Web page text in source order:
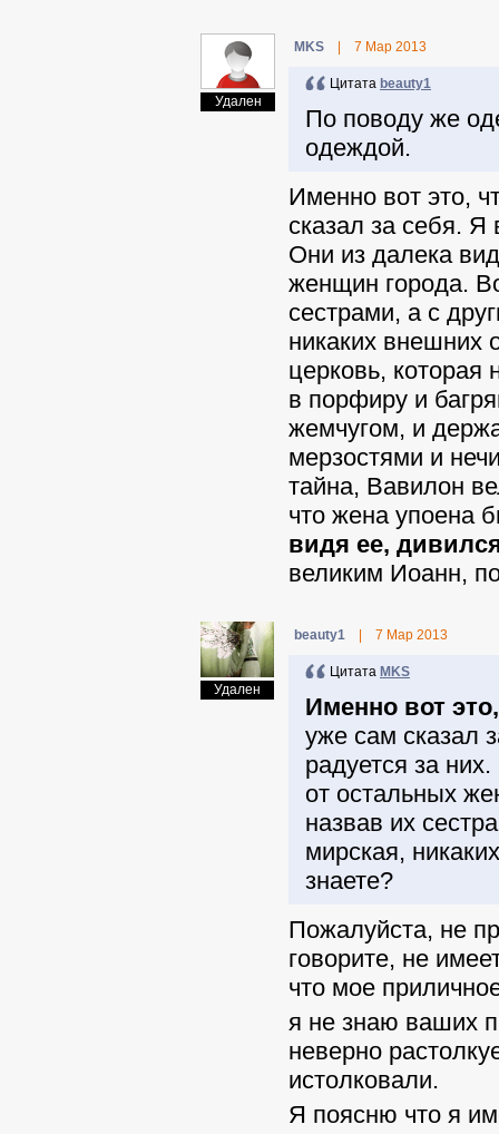
Удален
MKS 7 Мар 2013
Цитата beauty1
По поводу же
одеждой.
Именно вот это,
сказал за себя. Я
Они из далека
женщин города.
сестрами, а с
никаких внешних
церковь,
в порфиру и
жемчугом, и
мерзостями и
тайна, Вавилон
что жена упоена
видя ее,
великим Иоанн,
Удален
beauty1 7 Мар 2013
Цитата MKS
Именно вот
уже сам сказал
радуется за
от остальных
назвав их
мирская,
знаете?
Пожалуйста, не
говорите, не
что мое
я не знаю ваших
неверно
истолковали.
Я поясню что я